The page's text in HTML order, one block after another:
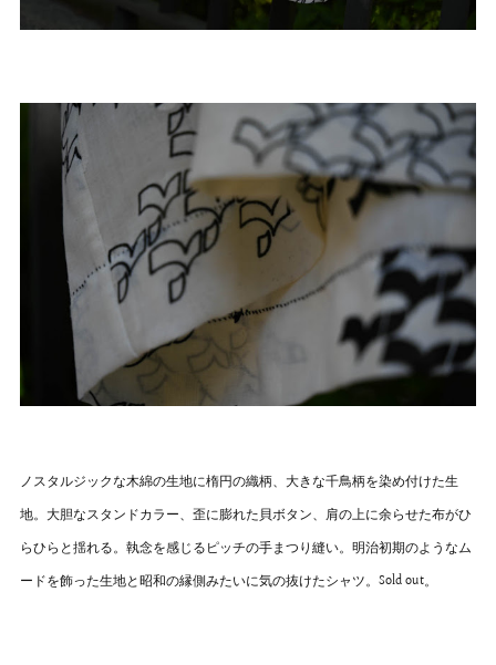
ノスタルジックな木綿の生地に楕円の織柄、大きな千鳥柄を染め付けた生
地。大胆なスタンドカラー、歪に膨れた貝ボタン、肩の上に余らせた布がひ
らひらと揺れる。執念を感じるピッチの手まつり縫い。明治初期のようなム
ードを飾った生地と昭和の縁側みたいに気の抜けたシャツ。Sold out。